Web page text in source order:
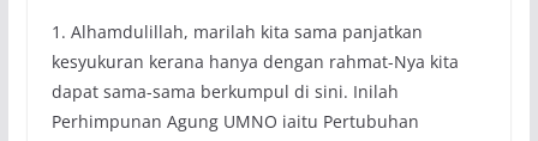
1. Alhamdulillah, marilah kita sama panjatkan
kesyukuran kerana hanya dengan rahmat-Nya kita
dapat sama-sama berkumpul di sini. Inilah
Perhimpunan Agung UMNO iaitu Pertubuhan